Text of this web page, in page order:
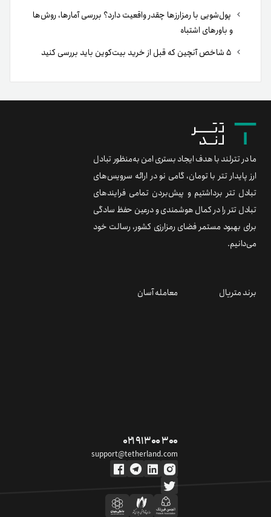
پول‌شویی با رمزارزها چقدر واقعیت دارد؟ بررسی آمارها، روش‌ها
و باورهای اشتباه
ما در تترلند با هدف ایجاد بستری امن به‌منظور تبادل
ارز پایدار تتر با تومان، گامی نو در ارائه سرویس‌های
تبادل تتر برداشتیم و پیش‌بردن تمامی فرایندهای
تبادل تتر را در کمال هوشمندی و درعین حفظ سادگی
برای بهبود مستمر فضای رمزارزی کشور، رسالت خود
می‌دانیم.
برند متریال معامله آسان
۰۲۱ ۹۱ ۳۰۰ ۳۰۰
support@tetherland.com